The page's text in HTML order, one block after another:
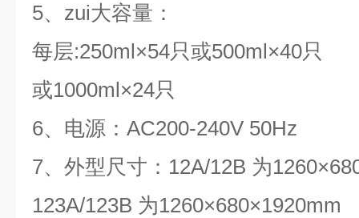
5、zui大容量：
每层:250ml×54只或500ml×40只
或1000ml×24只
6、电源：AC200-240V 50Hz
7、外型尺寸：12A/12B 为
123A/123B 为1260×680×1920mm